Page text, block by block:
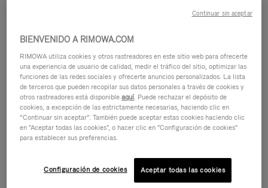
VÍDEO
SONIDO
BIENVENIDO A RIMOWA.COM
RIMOWA utiliza cookies y otros rastreadores en este sitio web para ofrecerte
una experiencia de usuario de calidad, medir el tráfico del sitio, optimizar las
funciones de las redes sociales y ofrecerte anuncios personalizados. La lista
de terceros que pueden recopilar sus datos personales a través de cookies y
otros rastreadores está disponibleaquí. Puede rechazar el depósito de
cookies, a excepción de las estrictamente necesarias, haciendo clic en
“Continuar sin aceptar”. También puede aceptar estas cookies haciendo clic
en "Aceptar todas las cookies", o hacer clic en "Configuración de cookies"
para establecer sus preferencias.
Configuración de cookies Aceptar todas las cookies
Continuar sin aceptar